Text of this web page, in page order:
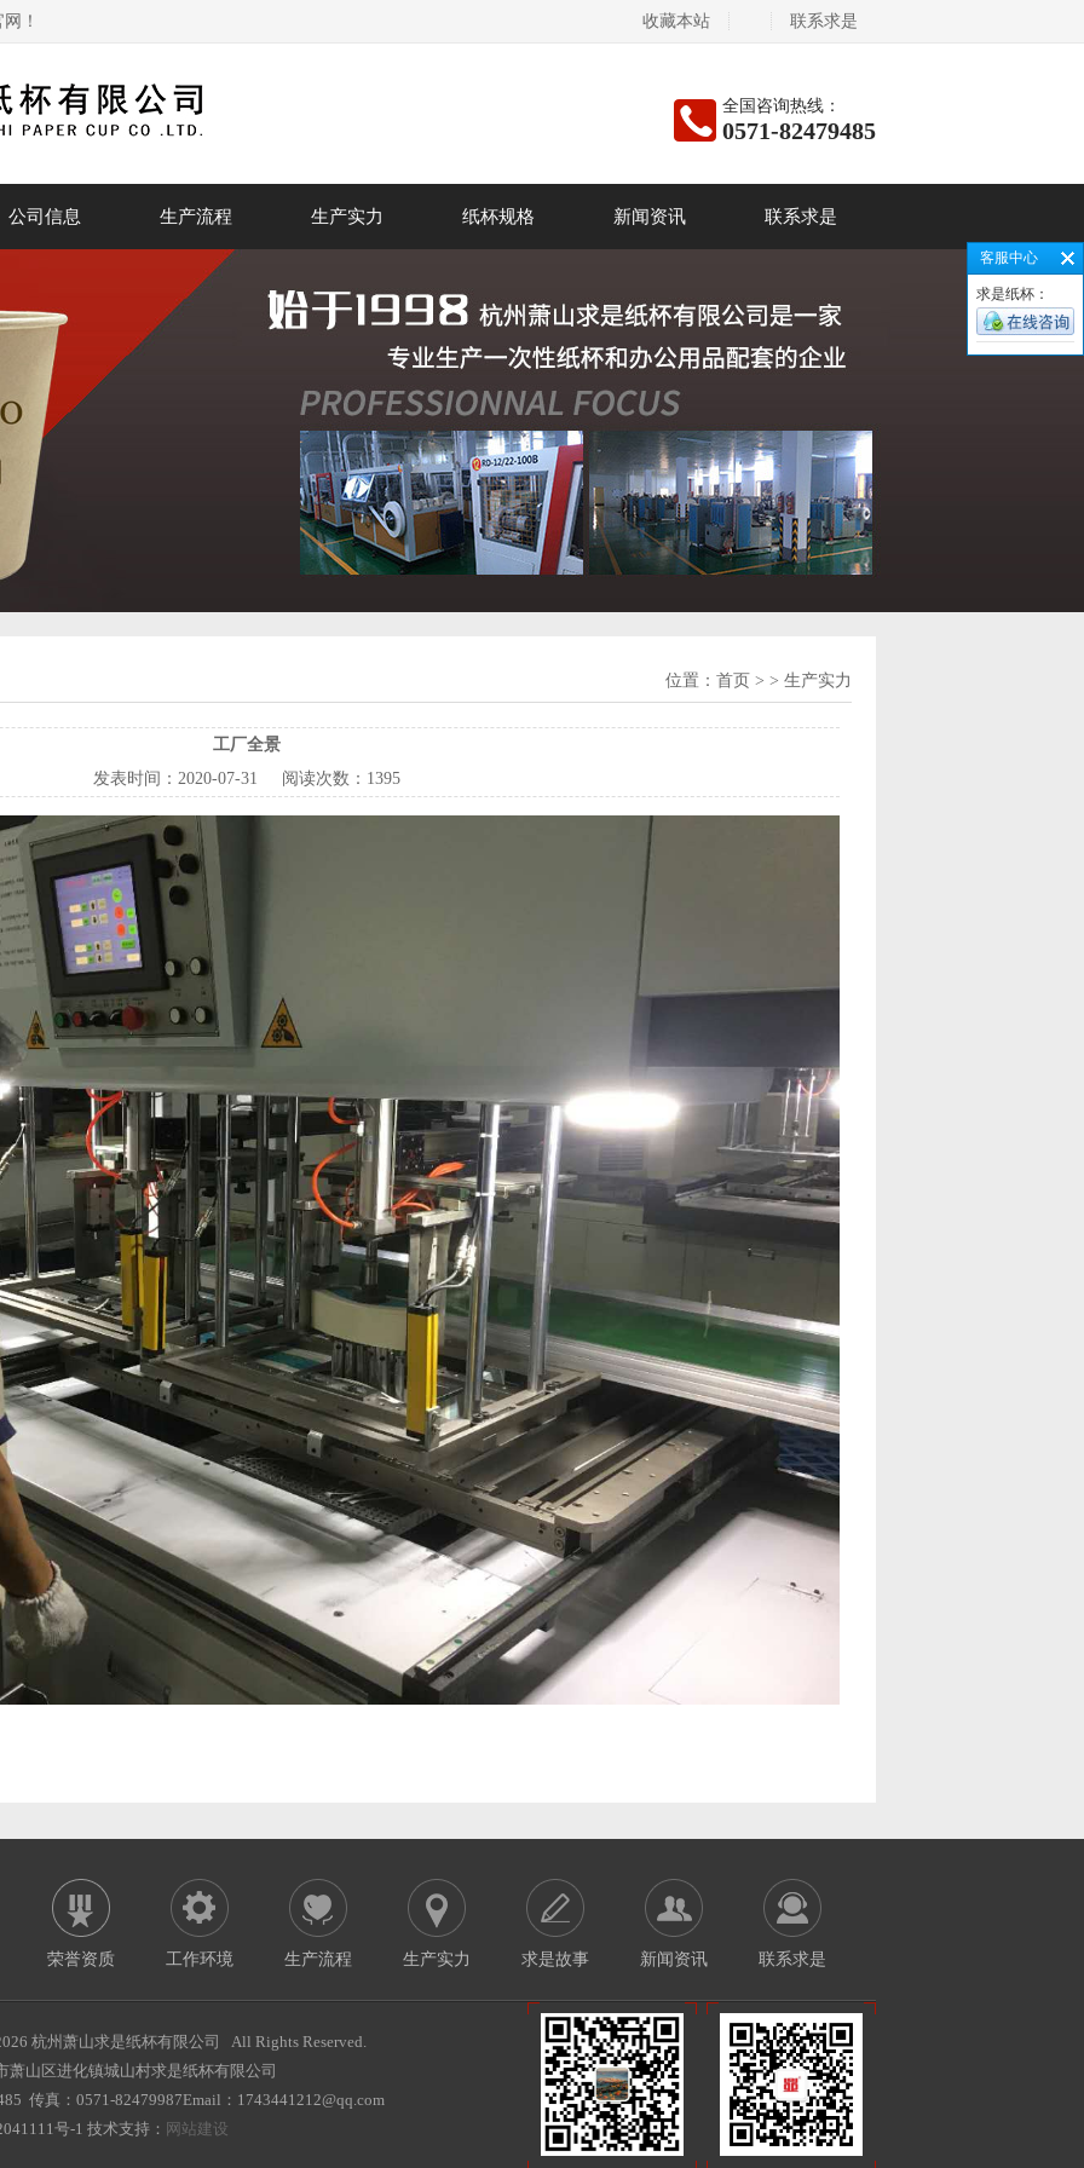
！ 收藏本站 联系求是
全国咨询热线：
0571-82479485
公司信息 生产流程 生产实力 纸杯规格 新闻资讯 联系求是
位置： 首页 > > 生产实力
工厂全景
发表时间： 2020-07-31 阅读次数： 1395
荣誉资质 工作环境 生产流程 生产实力 求是故事 新闻资讯 联系求是
杭州萧山求是纸杯有限公司 All Rights Reserved.
萧山区进化镇城山村求是纸杯有限公司
传真：0571-82479987Email：1743441212@qq.com
号-1 技术支持： 网站建设
客服中心
求是纸杯：